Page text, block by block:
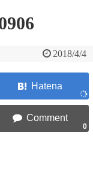
2018/4/4
0